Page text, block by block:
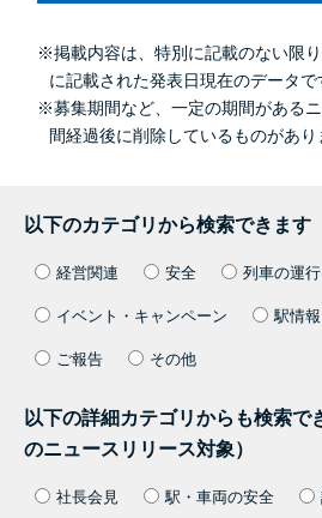
※掲載内容は、特別に記載のない限
に記載された発表日現在のデータで
※募集期間など、一定の期間がある
間経過後に削除しているものがあり
以下のカテゴリから検索できます
経営関連 安全 列車の運行
イベント・キャンペーン 駅情報
ご報告 その他
以下の詳細カテゴリからも検索で
のニュースリリース対象）
社長会見 駅・車両の安全